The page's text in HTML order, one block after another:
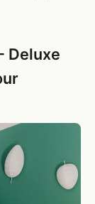
Deluxe